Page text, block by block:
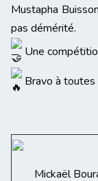
Mustapha
pas démérité.
Une
Bravo à
Mickaël